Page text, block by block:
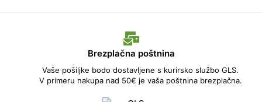
Brezplačna poštnina
Vaše pošiljke bodo dostavljene s kurirsko službo GLS.
V primeru nakupa nad 50€ je vaša poštnina brezplačna.